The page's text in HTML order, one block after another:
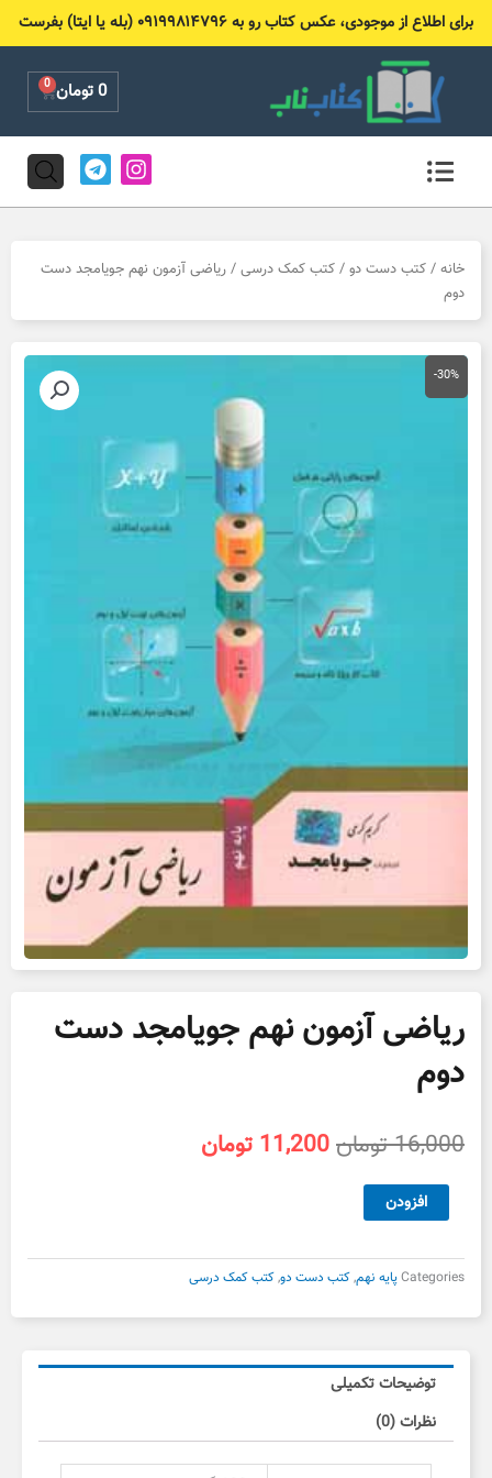
برای اطلاع از موجودی، عکس کتاب رو به ۰۹۱۹۹۸۱۴۷۹۶ (بله یا ایتا) بفرست
0تومان 0
Cart
I
n
s
g
a
T
e
l
r
m
خانه / کتب دست دو / کتب کمک درسی / ریاضی آزمون نهم جویامجد دست
دوم
-30%
ریاضی آزمون نهم جویامجد دست
دوم
16,000تومانقیمت
11,200 تومان
آزمون
جویامجد
دست
دوم
افزودن
Categoriesپایه نهم,کتب دست دو,کتب کمک درسی
توضیحات تکمیلی
نظرات (0)